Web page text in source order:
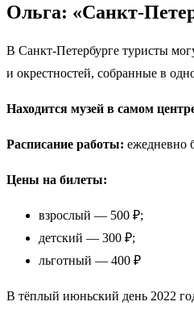
Ольга: «Санкт-
В Санкт-Петербурге туристы
и окрестностей, собранные в
Находится музей в самом
Расписание работы: ежедневно
Цены на билеты:
взрослый — 500 ₽;
детский — 300 ₽;
льготный — 400 ₽
В тёплый июньский день 2022